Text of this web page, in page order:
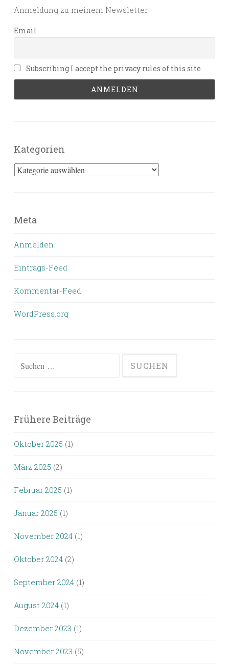
Anmeldung zu meinem Newsletter
Email
Subscribing I accept the privacy rules of this site
Kategorien
Kategorien
Meta
Anmelden
Eintrags-Feed
Kommentar-Feed
WordPress.org
Suchen
Frühere Beiträge
Oktober 2025 (1)
März 2025 (2)
Februar 2025 (1)
Januar 2025 (1)
November 2024 (1)
Oktober 2024 (2)
September 2024 (1)
August 2024 (1)
Dezember 2023 (1)
November 2023 (5)